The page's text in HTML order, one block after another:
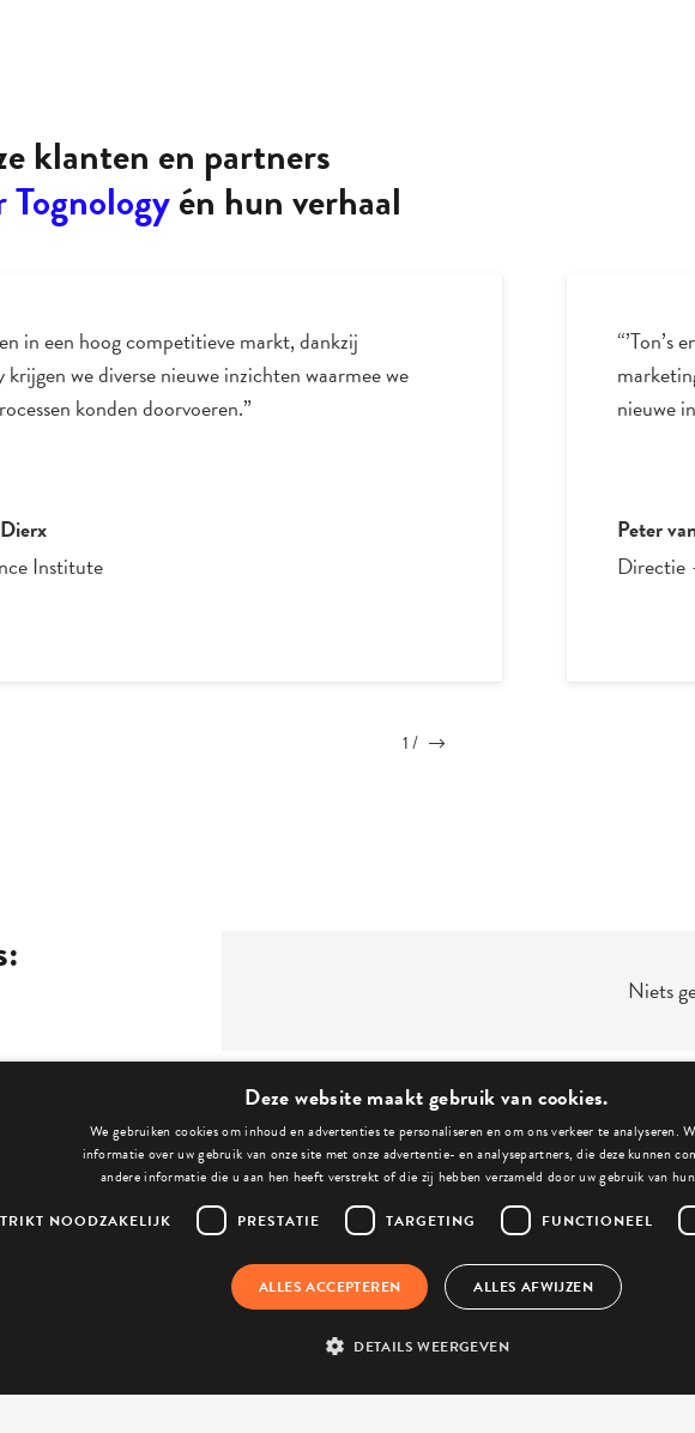
klanten en partners
Tognologyén hun verhaal
in een hoog competitieve markt, dankzij
krijgen we diverse nieuwe inzichten waarmee we
konden doorvoeren.”
Institute
“’Ton’s
nieuwe
Peter
Directie
1/
Niets
Plan direct een afspraak
Vraag direct jouw tooling aan
Deze website maakt gebruik van cookies.
We gebruiken cookies om inhoud en advertenties te personaliseren en om ons verkeer te analyseren.
informatie over uw gebruik van onze site met onze advertentie- en analysepartners, die deze kunnen
andere informatie die u aan hen heeft verstrekt of die zij hebben verzameld door uw gebruik van
NOODZAKELIJK PRESTATIE TARGETING FUNCTIONEEL
ALLES ACCEPTEREN ALLES AFWIJZEN
DETAILS WEERGEVEN